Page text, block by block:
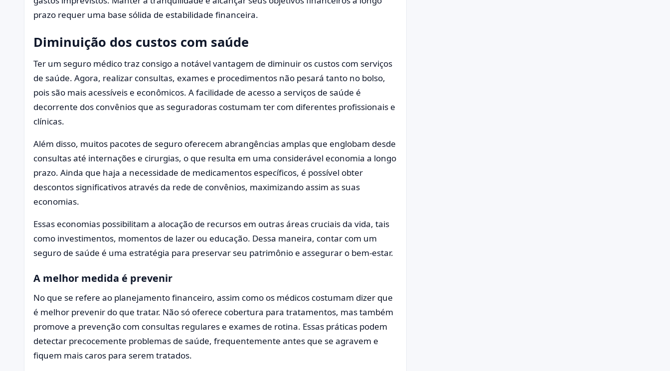
prazo requer uma base sólida de estabilidade financeira.
Diminuição dos custos com saúde
Ter um seguro médico traz consigo a notável vantagem de diminuir os custos com serviços
de saúde. Agora, realizar consultas, exames e procedimentos não pesará tanto no bolso,
pois são mais acessíveis e econômicos. A facilidade de acesso a serviços de saúde é
decorrente dos convênios que as seguradoras costumam ter com diferentes profissionais e
clínicas.
Além disso, muitos pacotes de seguro oferecem abrangências amplas que englobam desde
consultas até internações e cirurgias, o que resulta em uma considerável economia a longo
prazo. Ainda que haja a necessidade de medicamentos específicos, é possível obter
descontos significativos através da rede de convênios, maximizando assim as suas
economias.
Essas economias possibilitam a alocação de recursos em outras áreas cruciais da vida, tais
como investimentos, momentos de lazer ou educação. Dessa maneira, contar com um
seguro de saúde é uma estratégia para preservar seu patrimônio e assegurar o bem-estar.
A melhor medida é prevenir
No que se refere ao planejamento financeiro, assim como os médicos costumam dizer que
é melhor prevenir do que tratar. Não só oferece cobertura para tratamentos, mas também
promove a prevenção com consultas regulares e exames de rotina. Essas práticas podem
detectar precocemente problemas de saúde, frequentemente antes que se agravem e
fiquem mais caros para serem tratados.